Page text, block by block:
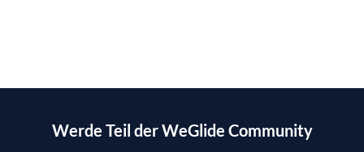
Werde Teil der WeGlide Community